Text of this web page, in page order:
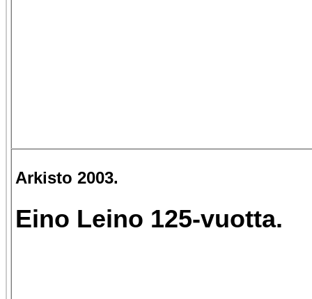
Arkisto 2003.
Eino Leino 125-vuotta.